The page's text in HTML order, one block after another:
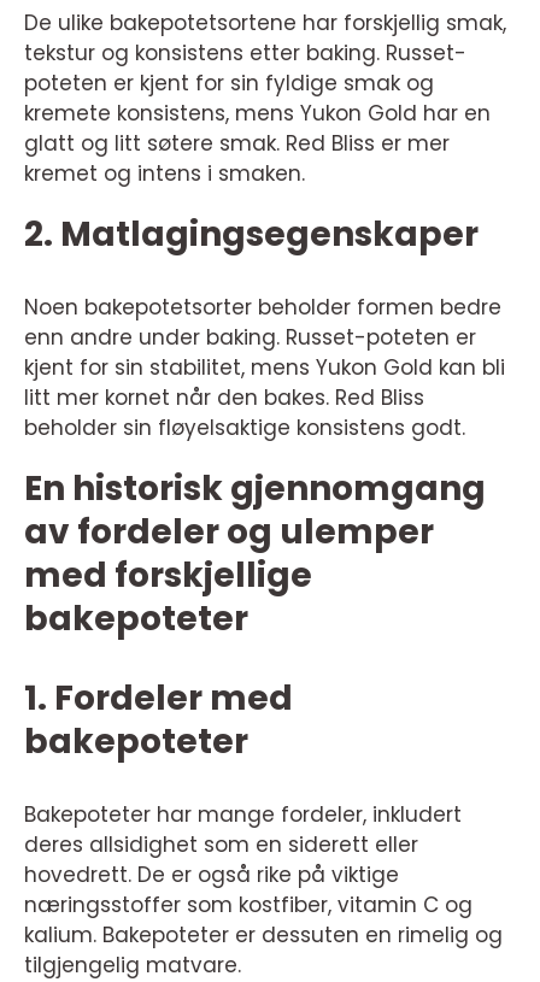
De ulike bakepotetsortene har forskjellig smak,
tekstur og konsistens etter baking. Russet-
poteten er kjent for sin fyldige smak og
kremete konsistens, mens Yukon Gold har en
glatt og litt søtere smak. Red Bliss er mer
kremet og intens i smaken.
2. Matlagingsegenskaper
Noen bakepotetsorter beholder formen bedre
enn andre under baking. Russet-poteten er
kjent for sin stabilitet, mens Yukon Gold kan bli
litt mer kornet når den bakes. Red Bliss
beholder sin fløyelsaktige konsistens godt.
En historisk gjennomgang
av fordeler og ulemper
med forskjellige
bakepoteter
1. Fordeler med
bakepoteter
Bakepoteter har mange fordeler, inkludert
deres allsidighet som en siderett eller
hovedrett. De er også rike på viktige
næringsstoffer som kostfiber, vitamin C og
kalium. Bakepoteter er dessuten en rimelig og
tilgjengelig matvare.